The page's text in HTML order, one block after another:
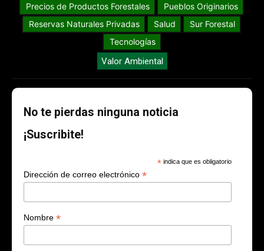
Precios de Productos Forestales
Pueblos Originarios
Reservas Naturales Privadas
Salud
Sur Forestal
Tecnologías
Valor Ambiental
No te pierdas ninguna noticia
¡Suscribite!
* indica que es obligatorio
Dirección de correo electrónico *
Nombre *